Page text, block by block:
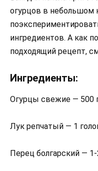
огурцов в небольшом
ингредиентов. А как
подходящий рецепт,
Ингредиенты:
Огурцы свежие — 500
Лук репчатый — 1
Перец болгарский —